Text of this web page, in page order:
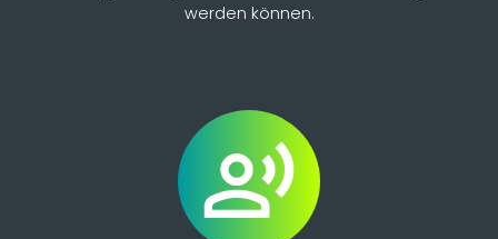
werden können.